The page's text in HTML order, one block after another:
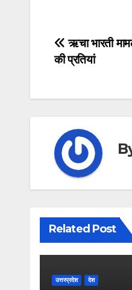
Post
ऋचा भारती
की प्रतियां
Related Post
उत्तरप्रदेश देश